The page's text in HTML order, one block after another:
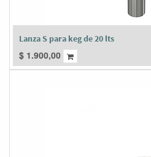
Lanza S para keg de 20 lts
$ 1.900,00